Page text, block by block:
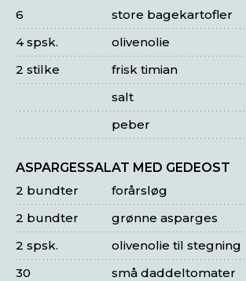
store bagekartofler
6
olivenolie
4 spsk.
frisk timian
2 stilke
salt
peber
ASPARGESSALAT MED GEDEOST
forårsløg
2 bundter
grønne asparges
2 bundter
olivenolie til stegning
2 spsk.
små daddeltomater
30